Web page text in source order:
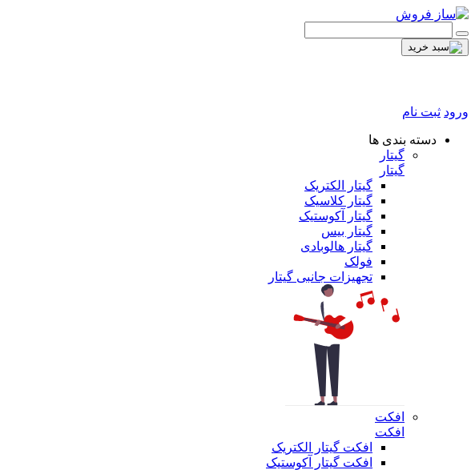
ورود ثبت نام
دسته بندی ها
گیتار
گیتار
گیتار الکتریک
گیتار کلاسیک
گیتار آکوستیک
گیتار بیس
گیتار هالوبادی
فولک
تجهیزات جانبی گیتار
افکت
افکت
افکت گیتار الکتریک
افکت گیتار آکوستیک